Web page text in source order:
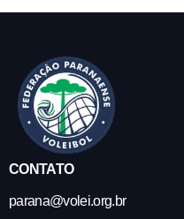
CONTATO
parana@volei.org.br